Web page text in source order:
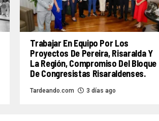
Trabajar En Equipo Por Los
Proyectos De Pereira, Risaralda Y
La Región, Compromiso Del Bloque
De Congresistas Risaraldenses.
Tardeando.com 3 días ago